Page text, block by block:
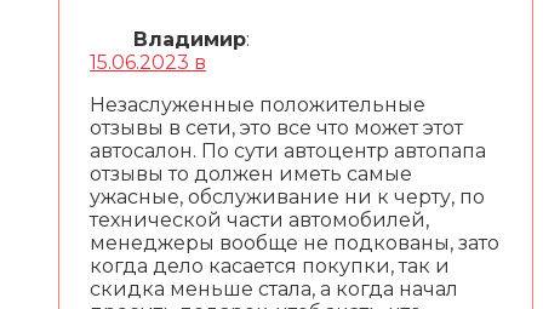
Владимир:
15.06.2023 в
Незаслуженные положительные
отзывы в сети, это все что может этот
автосалон. По сути автоцентр автопапа
отзывы то должен иметь самые
ужасные, обслуживание ни к черту, по
технической части автомобилей,
менеджеры вообще не подкованы, зато
когда дело касается покупки, так и
скидка меньше стала, а когда начал